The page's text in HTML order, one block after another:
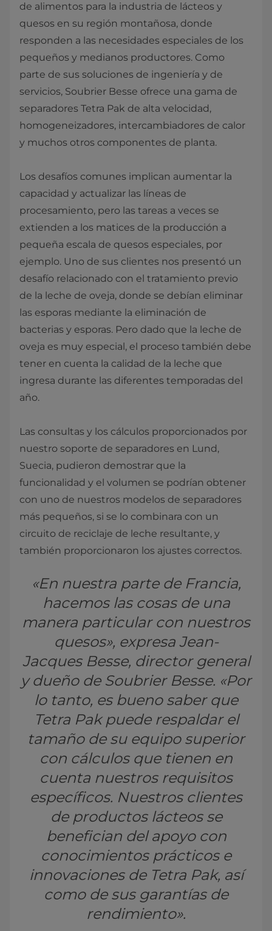
de alimentos para la industria de lácteos y
quesos en su región montañosa, donde
responden a las necesidades especiales de los
pequeños y medianos productores. Como
parte de sus soluciones de ingeniería y de
servicios, Soubrier Besse ofrece una gama de
separadores Tetra Pak de alta velocidad,
homogeneizadores, intercambiadores de calor
y muchos otros componentes de planta.
Los desafíos comunes implican aumentar la
capacidad y actualizar las líneas de
procesamiento, pero las tareas a veces se
extienden a los matices de la producción a
pequeña escala de quesos especiales, por
ejemplo. Uno de sus clientes nos presentó un
desafío relacionado con el tratamiento previo
de la leche de oveja, donde se debían eliminar
las esporas mediante la eliminación de
bacterias y esporas. Pero dado que la leche de
oveja es muy especial, el proceso también debe
tener en cuenta la calidad de la leche que
ingresa durante las diferentes temporadas del
año.
Las consultas y los cálculos proporcionados por
nuestro soporte de separadores en Lund,
Suecia, pudieron demostrar que la
funcionalidad y el volumen se podrían obtener
con uno de nuestros modelos de separadores
más pequeños, si se lo combinara con un
circuito de reciclaje de leche resultante, y
también proporcionaron los ajustes correctos.
«En nuestra parte de Francia,
hacemos las cosas de una
manera particular con nuestros
quesos», expresa Jean-
Jacques Besse, director general
y dueño de Soubrier Besse. «Por
lo tanto, es bueno saber que
Tetra Pak puede respaldar el
tamaño de su equipo superior
con cálculos que tienen en
cuenta nuestros requisitos
específicos. Nuestros clientes
de productos lácteos se
benefician del apoyo con
conocimientos prácticos e
innovaciones de Tetra Pak, así
como de sus garantías de
rendimiento».